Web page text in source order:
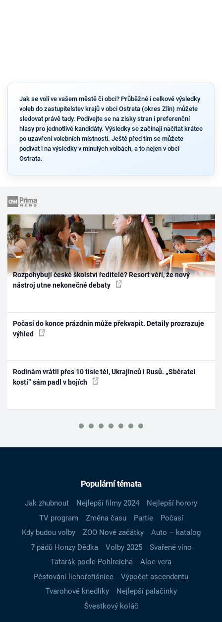
Jak se volí ve vašem městě či obci? Průběžné i celkové výsledky
voleb do zastupitelstev krajů v obci Ostrata (okres Zlín) můžete
sledovat právě tady. Podívejte se na zisky stran i preferenční
hlasy pro jednotlivé kandidáty. Výsledky se začínají načítat krátce
po uzavření volebních místností. Ještě před tím se můžete
podívat i na výsledky v minulých volbách, a to nejen v obci
Ostrata.
Rozpohybují české školství ředitelé? Resort věří, že nový
nástroj utne nekonečné debaty
Počasí do konce prázdnin může překvapit. Detaily prozrazuje
výhled
Rodinám vrátil přes 10 tisíc těl, Ukrajinců i Rusů. „Sběratel
kostí“ sám padl v bojích
Populární témata
Jak zhubnout Nejlepší filmy 2024
Nejlepší horory
TV program
Změna času Partie
Počasí
Kdy budou volby
ZOO Nové začátky
Auto – katalog
7 pádů Honzy Dědka
Volby 2025
Svařené víno
Tatarák podle Pohlreicha
Aloe vera
Pěstování lichořeřišnice
Výpočet ascendentu
Tvarohové knedlíky
Nejlepší palačinky
Švestkový koláč